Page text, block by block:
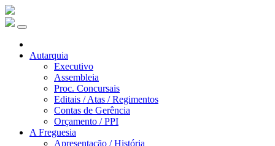
Autarquia
Executivo
Assembleia
Proc. Concursais
Editais / Atas / Regimentos
Contas de Gerência
Orçamento / PPI
A Freguesia
Apresentação / História